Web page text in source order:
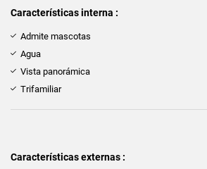
Características interna :
Admite mascotas
Agua
Vista panorámica
Trifamiliar
Características externas :